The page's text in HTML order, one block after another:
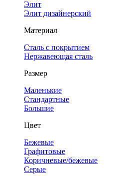
Элит
Элит дизайнерский
Материал
Сталь с покрытием
Нержавеющая сталь
Размер
Маленькие
Стандартные
Большие
Цвет
Бежевые
Графитовые
Коричневые/бежевые
Серые